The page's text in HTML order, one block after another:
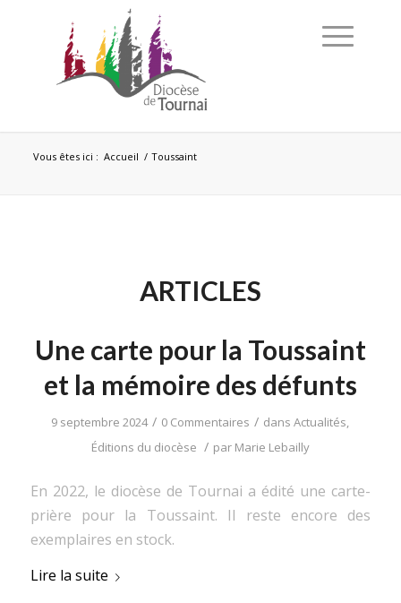
Vous êtes ici : Accueil / Toussaint
ARTICLES
Une carte pour la Toussaint
et la mémoire des défunts
9 septembre 2024 / 0 Commentaires / dansActualités,
Éditions du diocèse / par Marie Lebailly
En 2022, le diocèse de Tournai a édité une carte-
prière pour la Toussaint. Il reste encore des
exemplaires en stock.
Lire la suite